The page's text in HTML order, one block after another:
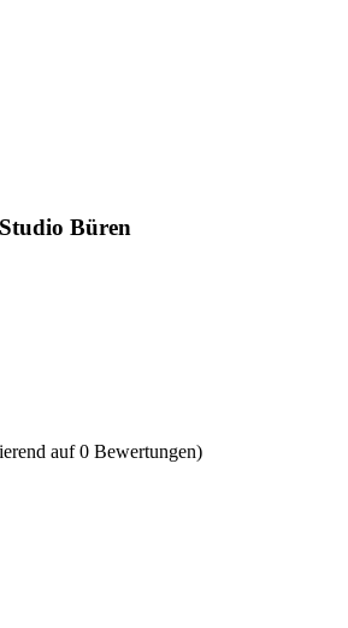
Büren
auf 0 Bewertungen)